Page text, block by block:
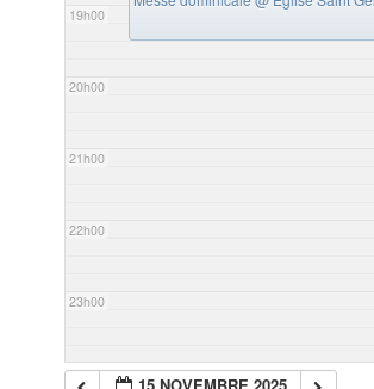
19h00
20h00
21h00
22h00
23h00